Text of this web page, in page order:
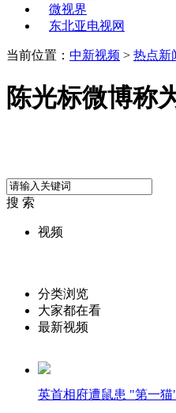
微视界
东北亚电视网
当前位置： 中新视频 > 热点新
陈光标微博称
搜 索
视频
分类浏览
大家都在看
最新视频
英首相府遭鼠患 "第一猫